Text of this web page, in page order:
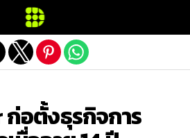
อตั้งธุรกิจการ
mobile version